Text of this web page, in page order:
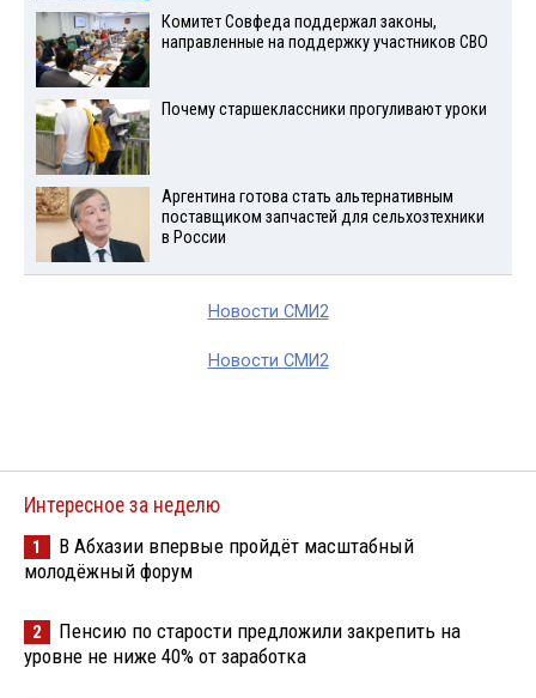
Комитет Совфеда поддержал законы,
направленные на поддержку участников СВО
Почему старшеклассники прогуливают уроки
Аргентина готова стать альтернативным
поставщиком запчастей для сельхозтехники
в России
Новости СМИ2
Новости СМИ2
Интересное за неделю
1
В Абхазии впервые пройдёт масштабный
молодёжный форум
2
Пенсию по старости предложили закрепить на
уровне не ниже 40% от заработка